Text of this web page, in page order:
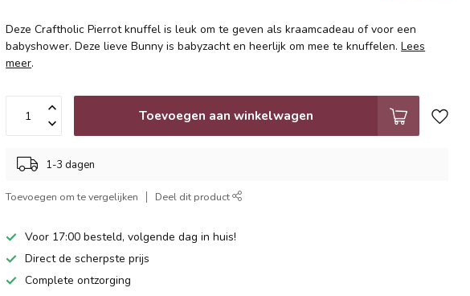
Deze Craftholic Pierrot knuffel is leuk om te geven als kraamcadeau of voor een
babyshower. Deze lieve Bunny is babyzacht en heerlijk om mee te knuffelen.Lees
meer.
Toevoegen aan winkelwagen
1-3 dagen
Toevoegen om te vergelijken Deel dit product
Voor 17:00 besteld, volgende dag in huis!
Direct de scherpste prijs
Complete ontzorging